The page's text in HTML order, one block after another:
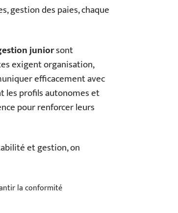
gestion des paies, chaque
juniorsont
exigent organisation,
efficacement avec
les profils autonomes et
pour renforcer leurs
et gestion, on
la conformité